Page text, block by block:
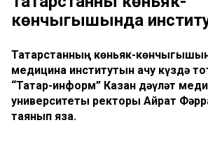
көнчыгышында
Татарстанның көньяк-
медицина институтын ачу күздә
“Татар-информ” Казан дәүләт
университеты ректоры Айрат
таянып яза.